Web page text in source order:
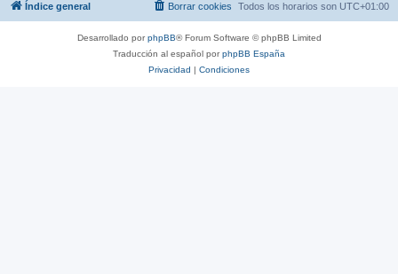
Índice general Todos los horarios son UTC+01:00
Borrar cookies
Desarrollado porphpBB® Forum Software © phpBB Limited
Traducción al español porphpBB España
Privacidad | Condiciones